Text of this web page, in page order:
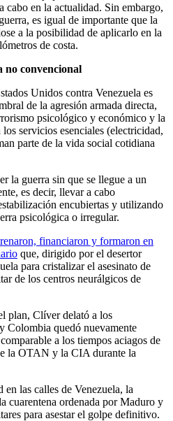
cabo en la actualidad. Sin embargo,
es igual de importante que la
a la posibilidad de aplicarlo en la
de costa.
no convencional
Unidos contra Venezuela es
de la agresión armada directa,
psicológico y económico y la
servicios esenciales (electricidad,
parte de la vida social cotidiana
la guerra sin que se llegue a un
es decir, llevar a cabo
encubiertas y utilizando
psicológica o irregular.
financiaron y formaron en
que, dirigido por el desertor
para cristalizar el asesinato de
de los centros neurálgicos de
plan, Clíver delató a los
Colombia quedó nuevamente
a los tiempos aciagos de
la OTAN y la CIA durante la
las calles de Venezuela, la
cuarentena ordenada por Maduro y
para asestar el golpe definitivo.